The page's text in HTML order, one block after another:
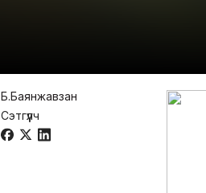
Б.Баянжавзан
Сэтгүүлч